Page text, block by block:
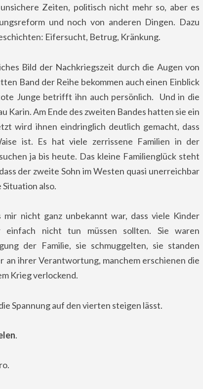
Zeiten, politisch nicht mehr so, aber es
und noch von anderen Dingen. Dazu
Eifersucht, Betrug, Kränkung.
Bild der Nachkriegszeit durch die Augen von
Band der Reihe bekommen auch einen Einblick
Junge betrifft ihn auch persönlich. Und in die
Karin. Am Ende des zweiten Bandes hatten sie ein
wird ihnen eindringlich deutlich gemacht, dass
ist. Es hat viele zerrissene Familien in der
ja bis heute. Das kleine Familienglück steht
der zweite Sohn im Westen quasi unerreichbar
also.
nicht ganz unbekannt war, dass viele Kinder
nicht tun müssen sollten. Sie waren
der Familie, sie schmuggelten, sie standen
an ihrer Verantwortung, manchem erschienen die
Krieg verlockend.
Spannung auf den vierten steigen lässt.
.